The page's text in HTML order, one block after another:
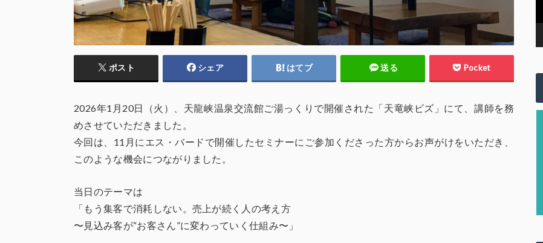
ポスト シェア はてブ 送る Pocket
2026年1月20日（火）、天龍峡温泉交流館ご湯っくりで開催された「天竜峡ビズ」にて、講師を務
めさせていただきました。
今回は、11月にエス・バードで開催したセミナーにご参加くださった方からお声がけをいただき、
このような機会につながりました。
当日のテーマは
「もう集客で消耗しない。売上が続く人の考え方
〜見込み客が“お客さん”に変わっていく仕組み〜」